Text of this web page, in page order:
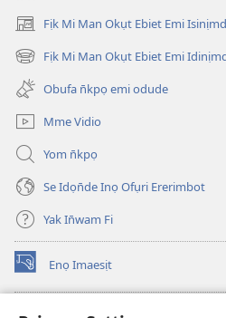
Fịk Mi Man Okụt Ebiet Emi
(opens
new
window)
Fịk Mi Man Okụt Ebiet Emi
(opens
new
window)
Obufa n̄kpọ emi odude
Mme Vidio
Yom n̄kpọ
Se Idọn̄de Inọ Ofụri Ererimbot
Yak In̄wam Fi
Enọ Imaesịt
(opens
new